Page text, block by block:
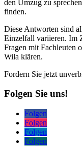
den Umzug zu
finden.
Diese Antworten sind
Einzelfall variieren. Im
Fragen mit Fachleuten
Wila klären.
Fordern Sie jetzt
Folgen Sie uns!
Folgen
Folgen
Folgen
Folgen